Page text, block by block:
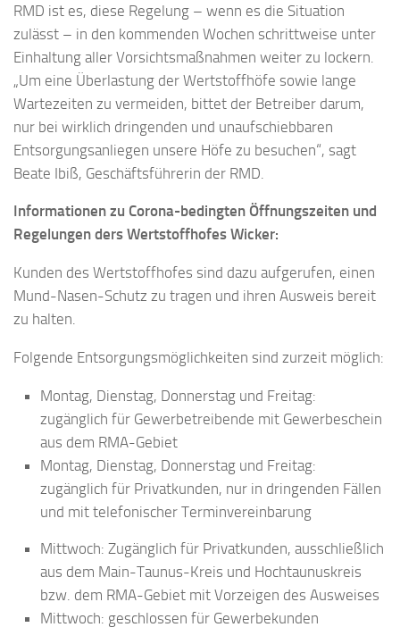
RMD ist es, diese Regelung – wenn es die Situation
zulässt – in den kommenden Wochen schrittweise unter
Einhaltung aller Vorsichtsmaßnahmen weiter zu lockern.
„Um eine Überlastung der Wertstoffhöfe sowie lange
Wartezeiten zu vermeiden, bittet der Betreiber darum,
nur bei wirklich dringenden und unaufschiebbaren
Entsorgungsanliegen unsere Höfe zu besuchen“, sagt
Beate Ibiß, Geschäftsführerin der RMD.
Informationen zu Corona-bedingten Öffnungszeiten und
Regelungen ders Wertstoffhofes Wicker:
Kunden des Wertstoffhofes sind dazu aufgerufen, einen
Mund-Nasen-Schutz zu tragen und ihren Ausweis bereit
zu halten.
Folgende Entsorgungsmöglichkeiten sind zurzeit möglich:
Montag, Dienstag, Donnerstag und Freitag:
zugänglich für Gewerbetreibende mit Gewerbeschein
aus dem RMA-Gebiet
Montag, Dienstag, Donnerstag und Freitag:
zugänglich für Privatkunden, nur in dringenden Fällen
und mit telefonischer Terminvereinbarung
Mittwoch: Zugänglich für Privatkunden, ausschließlich
aus dem Main-Taunus-Kreis und Hochtaunuskreis
bzw. dem RMA-Gebiet mit Vorzeigen des Ausweises
Mittwoch: geschlossen für Gewerbekunden